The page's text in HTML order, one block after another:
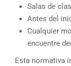
Salas de
Antes del
Cualquier
encuentre
Esta normativa